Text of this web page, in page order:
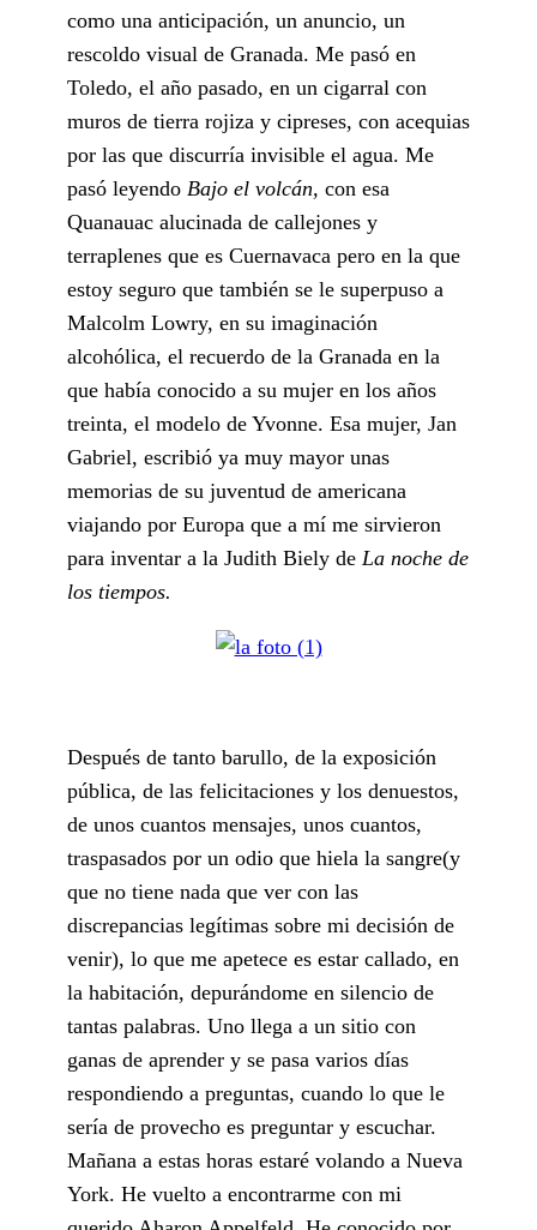
como una anticipación, un anuncio, un
rescoldo visual de Granada. Me pasó en
Toledo, el año pasado, en un cigarral con
muros de tierra rojiza y cipreses, con acequias
por las que discurría invisible el agua. Me
pasó leyendo Bajo el volcán, con esa
Quanauac alucinada de callejones y
terraplenes que es Cuernavaca pero en la que
estoy seguro que también se le superpuso a
Malcolm Lowry, en su imaginación
alcohólica, el recuerdo de la Granada en la
que había conocido a su mujer en los años
treinta, el modelo de Yvonne. Esa mujer, Jan
Gabriel, escribió ya muy mayor unas
memorias de su juventud de americana
viajando por Europa que a mí me sirvieron
para inventar a la Judith Biely de La noche de
los tiempos.
Después de tanto barullo, de la exposición
pública, de las felicitaciones y los denuestos,
de unos cuantos mensajes, unos cuantos,
traspasados por un odio que hiela la sangre(y
que no tiene nada que ver con las
discrepancias legítimas sobre mi decisión de
venir), lo que me apetece es estar callado, en
la habitación, depurándome en silencio de
tantas palabras. Uno llega a un sitio con
ganas de aprender y se pasa varios días
respondiendo a preguntas, cuando lo que le
sería de provecho es preguntar y escuchar.
Mañana a estas horas estaré volando a Nueva
York. He vuelto a encontrarme con mi